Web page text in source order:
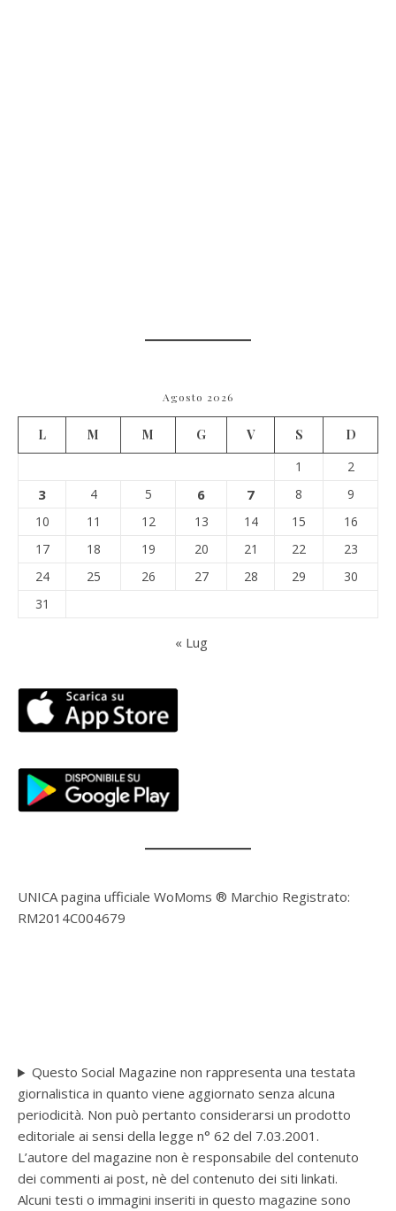
Agosto 2026
L M M G V S
D
1
2
3 4 5 6 7 8
9
10
11 12 13 14 15
16
17
18 19 20 21 22
23
24
25 26 27 28 29
30
31
« Lug
UNICA pagina ufficiale WoMoms ® Marchio Registrato:
RM2014C004679
Questo Social Magazine non rappresenta una testata
giornalistica in quanto viene aggiornato senza alcuna
periodicità. Non può pertanto considerarsi un prodotto
editoriale ai sensi della legge n° 62 del 7.03.2001.
L’autore del magazine non è responsabile del contenuto
dei commenti ai post, nè del contenuto dei siti linkati.
Alcuni testi o immagini inseriti in questo magazine sono